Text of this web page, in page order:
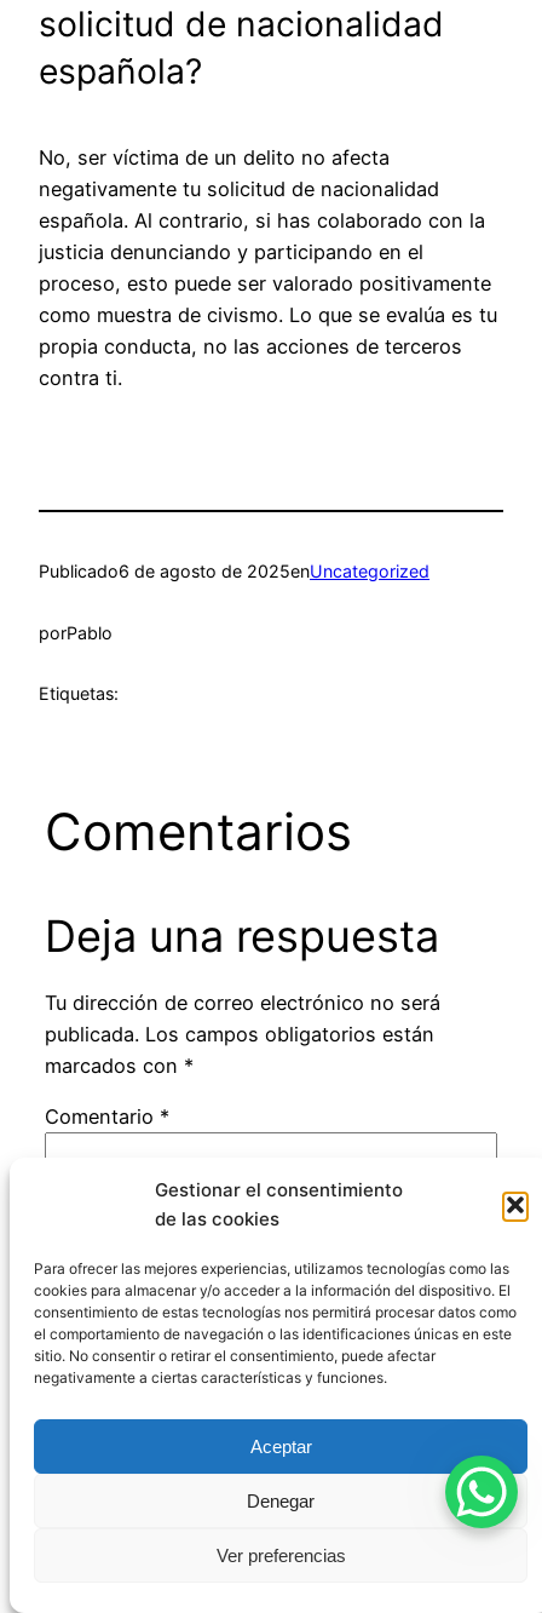
Gestionar el consentimiento
de las cookies
Para ofrecer las mejores experiencias, utilizamos tecnologías como las
cookies para almacenar y/o acceder a la información del dispositivo. El
consentimiento de estas tecnologías nos permitirá procesar datos como
el comportamiento de navegación o las identificaciones únicas en este
sitio. No consentir o retirar el consentimiento, puede afectar
negativamente a ciertas características y funciones.
Aceptar
Denegar
Ver preferencias
solicitud de nacionalidad
española?
No, ser víctima de un delito no afecta
negativamente tu solicitud de nacionalidad
española. Al contrario, si has colaborado con la
justicia denunciando y participando en el
proceso, esto puede ser valorado positivamente
como muestra de civismo. Lo que se evalúa es tu
propia conducta, no las acciones de terceros
contra ti.
Publicado6 de agosto de 2025enUncategorized
porPablo
Etiquetas:
Comentarios
Deja una respuesta
Tu dirección de correo electrónico no será
publicada. Los campos obligatorios están
marcados con *
Comentario *
Nombre*
Guarda mi nombre, correo electrónico y web